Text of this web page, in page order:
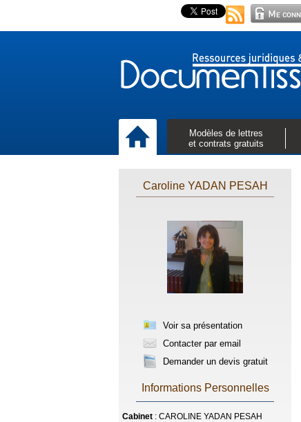
Modèles de lettres
et contrats gratuits
Caroline YADAN PESAH
Voir sa présentation
Contacter par email
Demander un devis gratuit
Informations Personnelles
Cabinet : CAROLINE YADAN PESAH